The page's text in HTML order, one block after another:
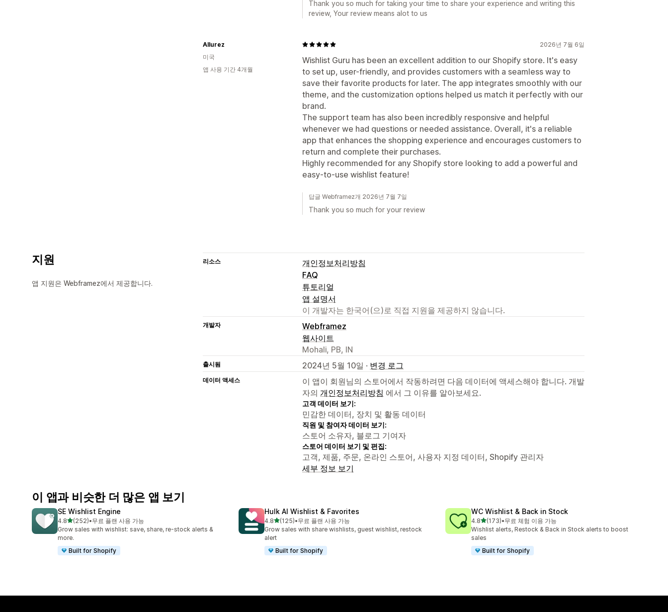
Thank you so much for taking your time to share your experience and writing this
review, Your review means alot to us
2026년 7월 6일
Wishlist Guru has been an excellent addition to our Shopify store. It's easy
to set up, user-friendly, and provides customers with a seamless way to
save their favorite products for later. The app integrates smoothly with our
theme, and the customization options helped us match it perfectly with our
brand.
The support team has also been incredibly responsive and helpful
whenever we had questions or needed assistance. Overall, it's a reliable
app that enhances the shopping experience and encourages customers to
return and complete their purchases.
Highly recommended for any Shopify store looking to add a powerful and
easy-to-use wishlist feature!
Allurez
미국
앱 사용 기간 4개월
답글 Webframez개 2026년 7월 7일
Thank you so much for your review
지원
앱 지원은 Webframez에서 제공합니다.
리소스
개인정보처리방침
FAQ
튜토리얼
앱 설명서
이 개발자는 한국어(으)로 직접 지원을 제공하지 않습니다.
개발자
Webframez
웹사이트
Mohali, PB, IN
출시됨 2024년 5월 10일 · 변경 로그
데이터 액세스
이 앱이 회원님의 스토어에서 작동하려면 다음 데이터에 액세스해야 합니다. 개발
자의 개인정보처리방침 에서 그 이유를 알아보세요.
고객 데이터 보기:
민감한 데이터, 장치 및 활동 데이터
직원 및 참여자 데이터 보기:
스토어 소유자, 블로그 기여자
스토어 데이터 보기 및 편집:
고객, 제품, 주문, 온라인 스토어, 사용자 지정 데이터, Shopify 관리자
세부 정보 보기
이 앱과 비슷한 더 많은 앱 보기
SE Wishlist Engine
4.8별 5개 중
(252)
총 리뷰 252개
•무료 플랜 사용 가능
Grow sales with wishlist: save, share, re-stock alerts &
more.
Built for Shopify
Hulk AI Wishlist & Favorites
4.8별 5개 중
(125)
총 리뷰 125개
•무료 플랜 사용 가능
Grow sales with share wishlists, guest wishlist, restock
alert
Built for Shopify
WC Wishlist & Back in Stock
4.8별 5개 중
(173)
총 리뷰 173개
•무료 체험 이용 가능
Wishlist alerts, Restock & Back in Stock alerts to boost
sales
Built for Shopify